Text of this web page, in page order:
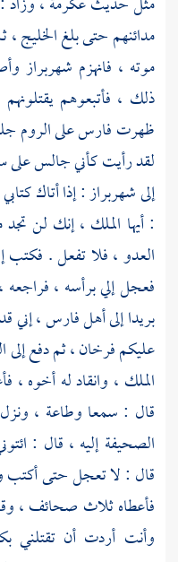
مدائنهم حتى بلغ الخليج
موته ، فانهزم شهربراز
ذلك ، فأتبعوهم
ظهرتفارسعلىالروم
لقد رأيت كأني جالس على
إلىشهربراز: إذا أتاك
: أيها الملك ، إنك لن
العدو ، فلا تفعل . فكتب
فعجل إلي برأسه ،
بريدا إلىأهل فارس ،إني
عليكمفرخان ،ثم دفع
الملك ، وانقاد له أخوه ،
قال : سمعا وطاعة ،
الصحيفة إليه ، قال :
قال : لا تعجل حتى أكتب
فأعطاه ثلاث صحائف ،
وأنت أردت أن تقتلني